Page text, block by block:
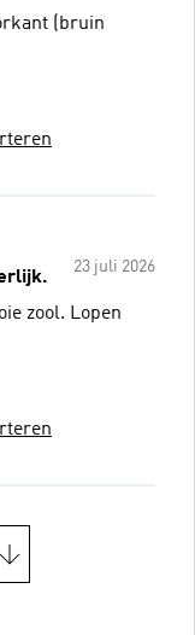
(bruin
23 juli 2026
zool. Lopen